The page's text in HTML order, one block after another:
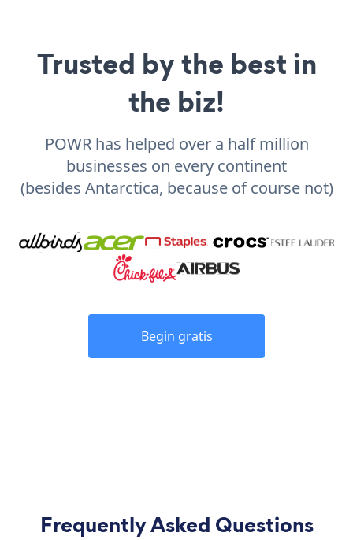
Trusted by the best in
the biz!
POWR has helped over a half million
businesses on every continent
(besides Antarctica, because of course not)
Begin gratis
Frequently Asked Questions